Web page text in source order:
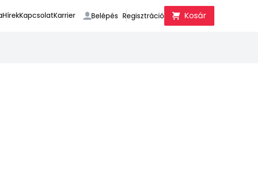
HírekKapcsolatKarrier Belépés Regisztráció Kosár